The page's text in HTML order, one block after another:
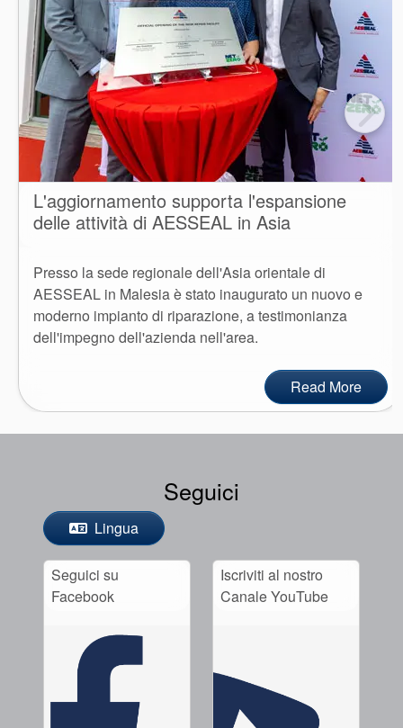
L'aggiornamento supporta l'espansione
delle attività di AESSEAL in Asia
Presso la sede regionale dell'Asia orientale di
AESSEAL in Malesia è stato inaugurato un nuovo e
moderno impianto di riparazione, a testimonianza
dell'impegno dell'azienda nell'area.
Read More
Seguici
Lingua
Seguici su
Facebook
Iscriviti al nostro
Canale YouTube